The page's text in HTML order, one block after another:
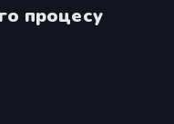
процесу